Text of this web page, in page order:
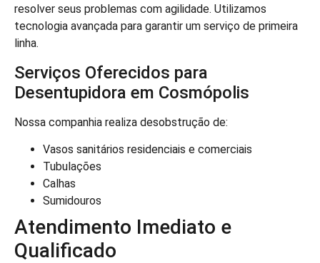
resolver seus problemas com agilidade. Utilizamos
tecnologia avançada para garantir um serviço de primeira
linha.
Serviços Oferecidos para
Desentupidora em Cosmópolis
Nossa companhia realiza desobstrução de:
Vasos sanitários residenciais e comerciais
Tubulações
Calhas
Sumidouros
Atendimento Imediato e
Qualificado